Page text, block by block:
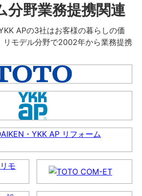
分野業務提携関連
APの3社はお客様の暮らしの価
リモデル分野で2002年から業務提携